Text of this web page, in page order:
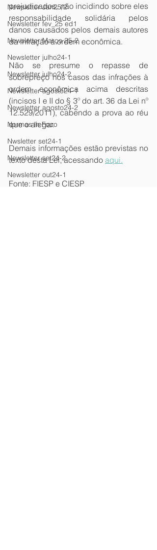
Newsletter Jan25/2
Newsletter fev_25 ed1
Newsletter Março 25-2
Newsletter julho24-1
Newsletter julho24-2
Newsletter agosto24-1
Newsletter agosto24-2
Normas In Foco
Nwsletter set24-1
Newsletter set24-2
Newsletter out24-1
prejudicados, não incidindo sobre eles
responsabilidade solidária pelos
danos causados pelos demais autores
da infração à ordem econômica.
Não se presume o repasse de
sobrepreço nos casos das infrações à
ordem econômica acima descritas
(incisos I e II do § 3º do art. 36 da Lei nº
12.529/2011), cabendo a prova ao réu
que o alegar.
Demais informações estão previstas no
texto desta Lei, acessando aqui.
Fonte: FIESP e CIESP